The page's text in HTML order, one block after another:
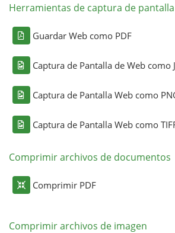
Herramientas de captura de
Guardar Web como PDF
Captura de Pantalla de Web como
Captura de Pantalla Web como
Captura de Pantalla Web como
Comprimir archivos de documentos
Comprimir PDF
Comprimir archivos de imagen